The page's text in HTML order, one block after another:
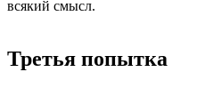
всякий смысл.
Третья попытка